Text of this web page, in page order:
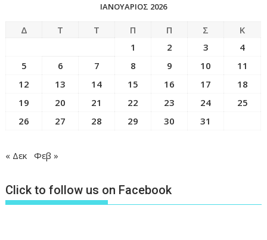
ΙΑΝΟΥΆΡΙΟΣ 2026
Δ Τ Τ Π Π Σ
Κ
1
2 3
4
5
6 7 8 9 10
11
12
13 14 15 16 17
18
19
20 21 22 23 24
25
26
27 28 29 30 31
« Δεκ Φεβ »
Click to follow us on Facebook